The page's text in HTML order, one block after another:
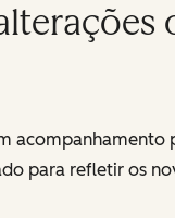
acompanhamento
para refletir os